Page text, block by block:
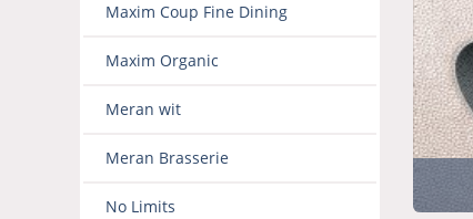
Maxim Coup Fine Dining
Maxim Organic
Meran wit
Meran Brasserie
No Limits